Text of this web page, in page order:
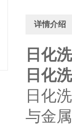
详情介绍
日化
日化
日化
与金